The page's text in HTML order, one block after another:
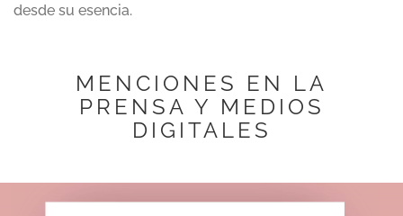
desde su esencia.
MENCIONES EN LA
PRENSA Y MEDIOS
DIGITALES